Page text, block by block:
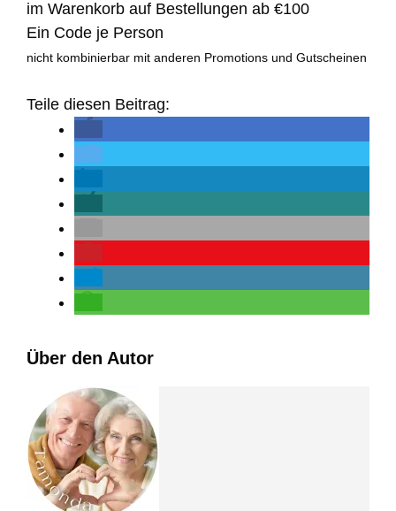
im Warenkorb auf Bestellungen ab €100
Ein Code je Person
nicht kombinierbar mit anderen Promotions und Gutscheinen
Teile diesen Beitrag:
Über den Autor